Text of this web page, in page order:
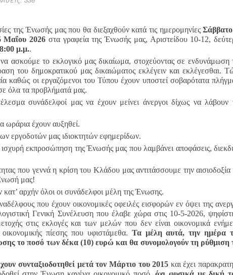
της Ένωσής μας που θα διεξαχθούν κατά τις ημερομηνίες
Μαΐου 2026 στα γραφεία της Ένωσής μας, Αριστείδου 10-12,
μ.μ..
ασκούμε το εκλογικό μας δικαίωμα, στοχεύοντας σε ενδυνάμωση
του δημοκρατικού μας δικαιώματος εκλέγειν και εκλέγεσθαι.
καθώς οι εργαζόμενοι του Τύπου έχουν υποστεί σοβαρότατα
όλα τα προβλήματά μας.
συνάδελφοί μας να έχουν μείνει άνεργοι δίχως να λάβουν
ωράρια έχουν αυξηθεί.
εργοδοτών μας ιδιοκτητών εφημερίδων.
ισχυρή εκπροσώπηση της Ένωσής μας που λαμβάνει αποφάσεις,
που γεννά η κρίση του Kλάδου μας αντιτάσσουμε την αισιοδοξία
μας!
κατ’ αρχήν όλοι οι συνάδελφοι μέλη της Ένωσης.
που έχουν οικονομικές οφειλές εισφορών εν όψει της
Γενική Συνέλευση που έλαβε χώρα στις 10-5-2026,
στις εκλογές και των μελών που δεν είναι οικονομικά
πίεσης που υφιστάμεθα. Τα μέλη αυτά, την ημέρα
το ποσό των δέκα (10) ευρώ και θα συνομολογούν τη ρύθμιση
συνταξιοδοτηθεί μετά τον Μάρτιο του 2015 και έχει